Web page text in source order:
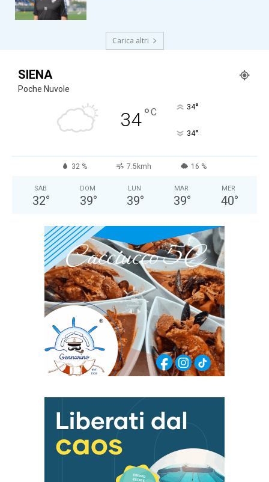
Carica altri
SIENA
Poche Nuvole
34°C 34°
34°
32 % 7.5kmh 16 %
SAB
32°
DOM
39°
LUN
39°
MAR
39°
MER
40°